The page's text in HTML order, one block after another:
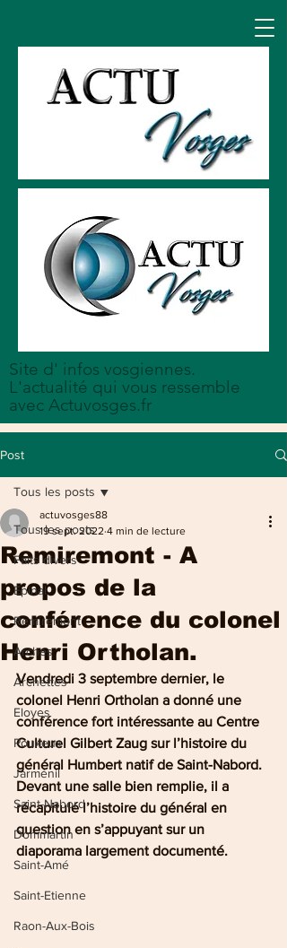
Site d' infos vosgiennes.
L'actualité qui vous ressemble
avec Actuvosges.fr
Post
Tous les posts
Faits divers
Epinal
Remiremont
Arches
Archettes
Eloyes
Pouxeux
Jarménil
Saint-Nabord
Dommartin
Saint-Amé
Saint-Etienne
Raon-Aux-Bois
Tous les posts
Remiremont - A
propos de la
conférence du colonel
Henri Ortholan.
actuvosges88
19 sept. 2022 4 min de lecture
Vendredi 3 septembre dernier, le
colonel Henri Ortholan a donné une
conférence fort intéressante au Centre
Culturel Gilbert Zaug sur l’histoire du
général Humbert natif de Saint-Nabord.
Devant une salle bien remplie, il a
récapitulé l’histoire du général en
question en s’appuyant sur un
diaporama largement documenté.